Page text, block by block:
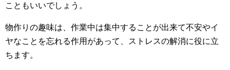
こともいいでしょう。
物作りの趣味は、作業中は集中することが出来て不安やイ
ヤなことを忘れる作用があって、ストレスの解消に役に立
ちます。